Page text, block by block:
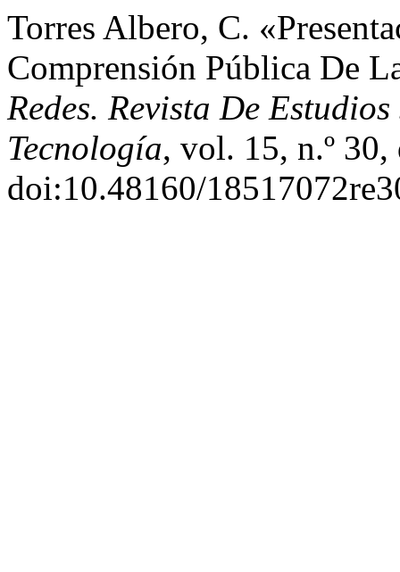
Torres Albero, C.
Comprensión Pública De
Redes. Revista De
Tecnología, vol. 15, n.º
doi:10.48160/